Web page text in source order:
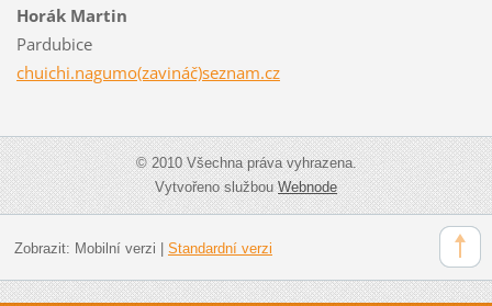
Horák Martin
Pardubice
chuichi.nagumo(zavináč)seznam.cz
© 2010 Všechna práva vyhrazena.
Vytvořeno službouWebnode
Zobrazit: Mobilní verzi | Standardní verzi